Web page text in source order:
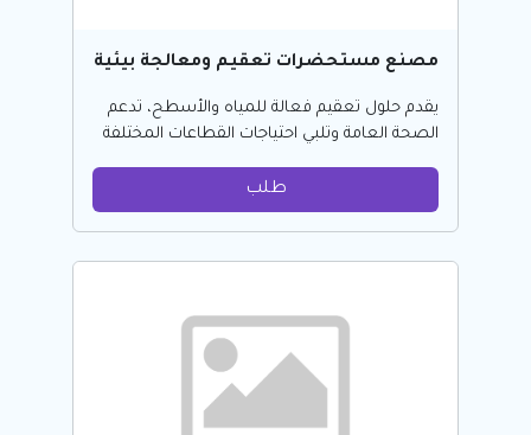
مصنع مستحضرات تعقيم ومعالجة بيئية
يقدم حلول تعقيم فعالة للمياه والأسطح، تدعم
الصحة العامة وتلبي احتياجات القطاعات المختلفة
طلب